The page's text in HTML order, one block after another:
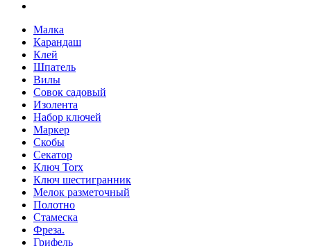
Малка
Карандаш
Клей
Шпатель
Вилы
Совок садовый
Изолента
Набор ключей
Маркер
Скобы
Секатор
Ключ Torx
Ключ шестигранник
Мелок разметочный
Полотно
Стамеска
Фреза.
Грифель